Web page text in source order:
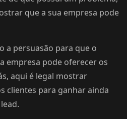
que a sua empresa pode
a persuasão para que o
empresa pode oferecer os
aqui é legal mostrar
clientes para ganhar ainda